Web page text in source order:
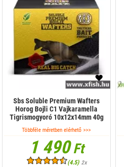
Sbs Soluble Premium Wafters
Horog Bojli C1 Vajkaramella
Tigrismogyoró 10x12x14mm 40g
Többféle méretben elérhető >>>
1 490Ft
(4.5) 2x